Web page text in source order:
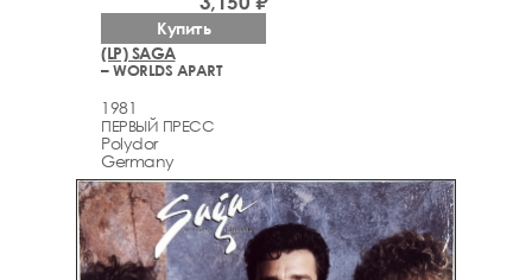
(LP) SAGA
– WORLDS APART
1981
ПЕРВЫЙ ПРЕСС
Polydor
Germany
Купить